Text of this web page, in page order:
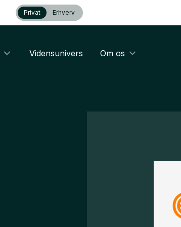
Privat Erhverv
Vidensunivers Om os